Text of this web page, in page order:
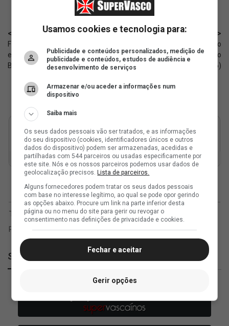
< Anterior
Feminino Sub-17: Vasco
enfrenta o Criciúma pelo
Brasileiro; informações
Próximo >
Agenda de transmissões do
Vasco neste sábado
(04/07/2026)
SuperVasco
Usamos cookies e tecnologia para:
Publicidade e conteúdos personalizados, medição de
publicidade e conteúdos, estudos de audiência e
desenvolvimento de serviços
Armazenar e/ou aceder a informações num
dispositivo
Saiba mais
Os seus dados pessoais vão ser tratados, e as informações
do seu dispositivo (cookies, identificadores únicos e outros
dados do dispositivo) podem ser armazenadas, acedidas e
partilhadas com 544 parceiros ou usadas especificamente por
este site. Nós e os nossos parceiros podemos usar dados de
geolocalização precisos.Lista de parceiros.
Alguns fornecedores podem tratar os seus dados pessoais
com base no interesse legítimo, ao qual se pode opor gerindo
as opções abaixo. Procure um link na parte inferior desta
página ou no menu do site para gerir ou revogar o
consentimento nas definições de privacidade e cookies.
Fechar e aceitar
Gerir opções